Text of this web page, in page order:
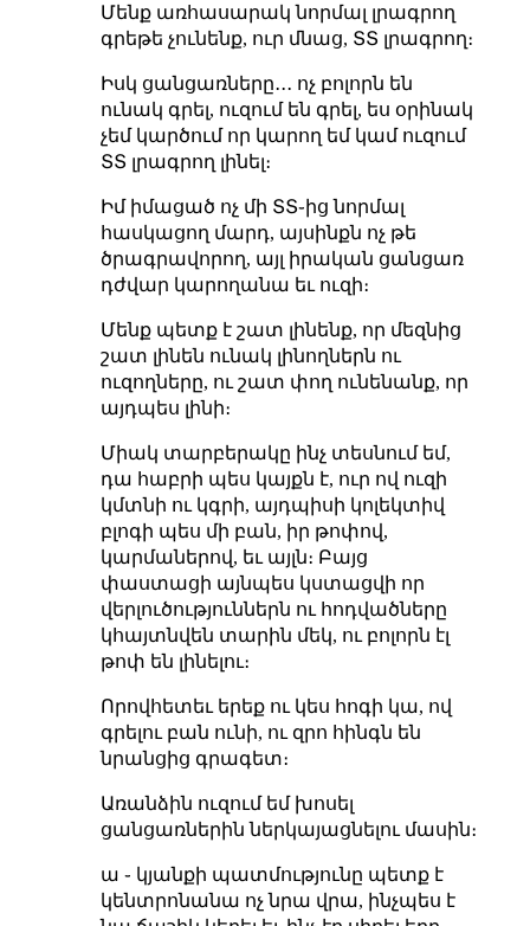
Մենք առհասարակ նորմալ լրագրող
գրեթե չունենք, ուր մնաց, ՏՏ լրագրող։
Իսկ ցանցառները․․․ ոչ բոլորն են
ունակ գրել, ուզում են գրել, ես օրինակ
չեմ կարծում որ կարող եմ կամ ուզում
ՏՏ լրագրող լինել։
Իմ իմացած ոչ մի ՏՏ֊ից նորմալ
հասկացող մարդ, այսինքն ոչ թե
ծրագրավորող, այլ իրական ցանցառ
դժվար կարողանա եւ ուզի։
Մենք պետք է շատ լինենք, որ մեզնից
շատ լինեն ունակ լինողներն ու
ուզողները, ու շատ փող ունենանք, որ
այդպես լինի։
Միակ տարբերակը ինչ տեսնում եմ,
դա հաբրի պես կայքն է, ուր ով ուզի
կմտնի ու կգրի, այդպիսի կոլեկտիվ
բլոգի պես մի բան, իր թոփով,
կարմաներով, եւ այլն։ Բայց
փաստացի այնպես կստացվի որ
վերլուծություններն ու հոդվածները
կհայտնվեն տարին մեկ, ու բոլորն էլ
թոփ են լինելու։
Որովհետեւ երեք ու կես հոգի կա, ով
գրելու բան ունի, ու զրո հինգն են
նրանցից գրագետ։
Առանձին ուզում եմ խոսել
ցանցառներին ներկայացնելու մասին։
ա ֊ կյանքի պատմությունը պետք է
կենտրոնանա ոչ նրա վրա, ինչպես է